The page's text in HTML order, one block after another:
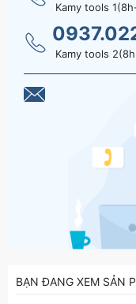
Kamy tools
Kamy tools
BẠN ĐANG XEM SẢN